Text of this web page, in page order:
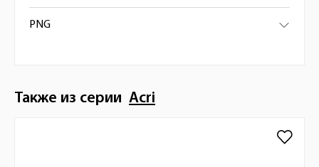
PNG
Также из серии Acri